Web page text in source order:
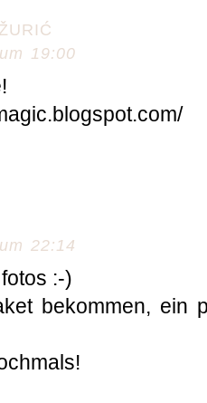
19:00
22:14
:-)
bekommen, ein